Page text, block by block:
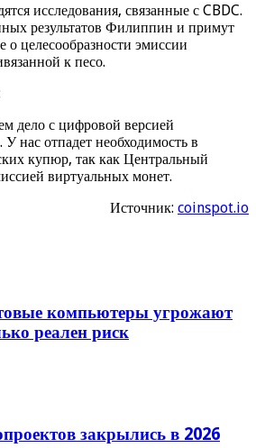
исследования, связанные с CBDC.
результатов Филиппин и примут
о целесообразности эмиссии
к песо.
дело с цифровой версией
нас отпадет необходимость в
купюр, так как Центральный
виртуальных монет.
Источник: coinspot.io
компьютеры угрожают
реален риск
закрылись в 2026